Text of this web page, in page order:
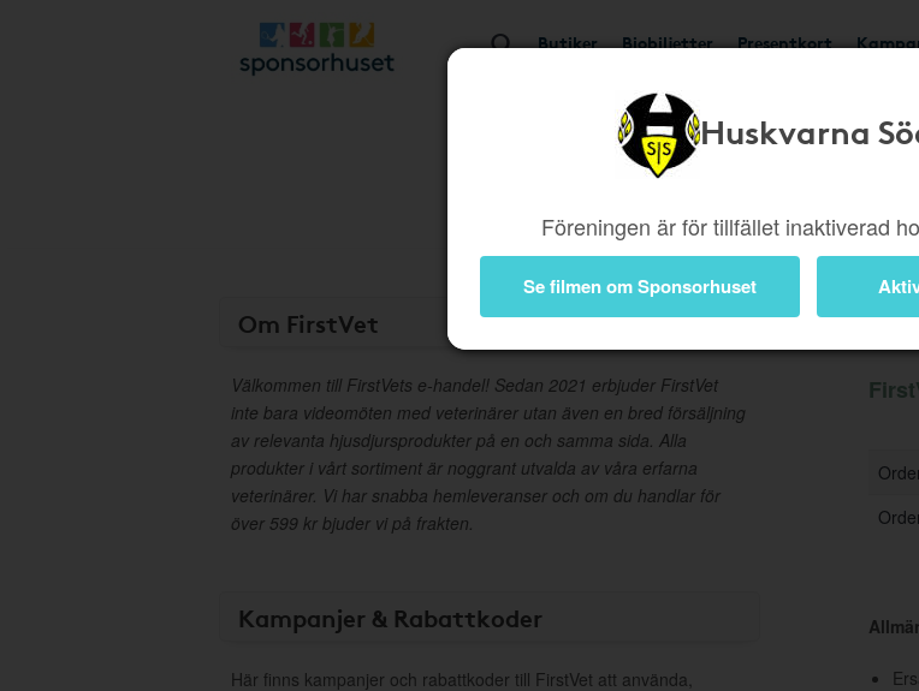
Butiker Biobiljetter Presentkort
Huskvarna
Föreningen är för tillfället inaktiverad
Se filmen om Sponsorhuset
Om FirstVet
Välkommen till FirstVets e-handel! Sedan 2021 erbjuder FirstVet
inte bara videomöten med veterinärer utan även en bred försäljning
av relevanta hjusdjursprodukter på en och samma sida. Alla
produkter i vårt sortiment är noggrant utvalda av våra erfarna
veterinärer. Vi har snabba hemleveranser och om du handlar för
över 599 kr bjuder vi på frakten.
Kampanjer & Rabattkoder
Här finns kampanjer och rabattkoder till FirstVet att använda,